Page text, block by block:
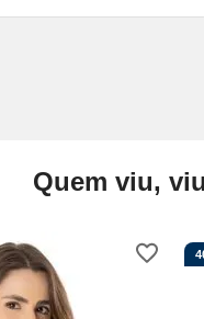
Quem viu,